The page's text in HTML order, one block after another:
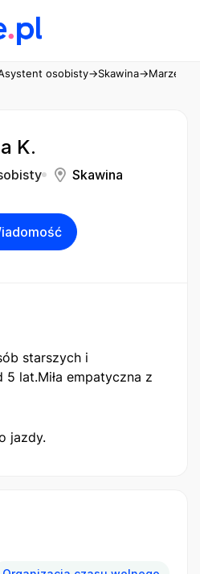
osobisty→Skawina→Marzena
K.
Skawina
starszych i
5 lat.Miła empatyczna z
jazdy.